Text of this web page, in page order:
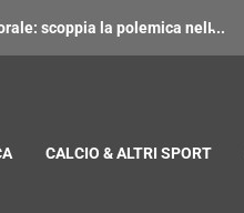
scoppia la polemica nell̵...
CALCIO & ALTRI SPORT